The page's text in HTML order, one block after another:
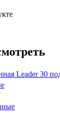
Leader 30